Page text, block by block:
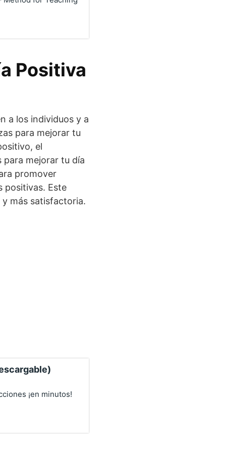
Positiva
a los individuos y a
para mejorar tu
el
para mejorar tu día
promover
positivas. Este
más satisfactoria.
¡en minutos!